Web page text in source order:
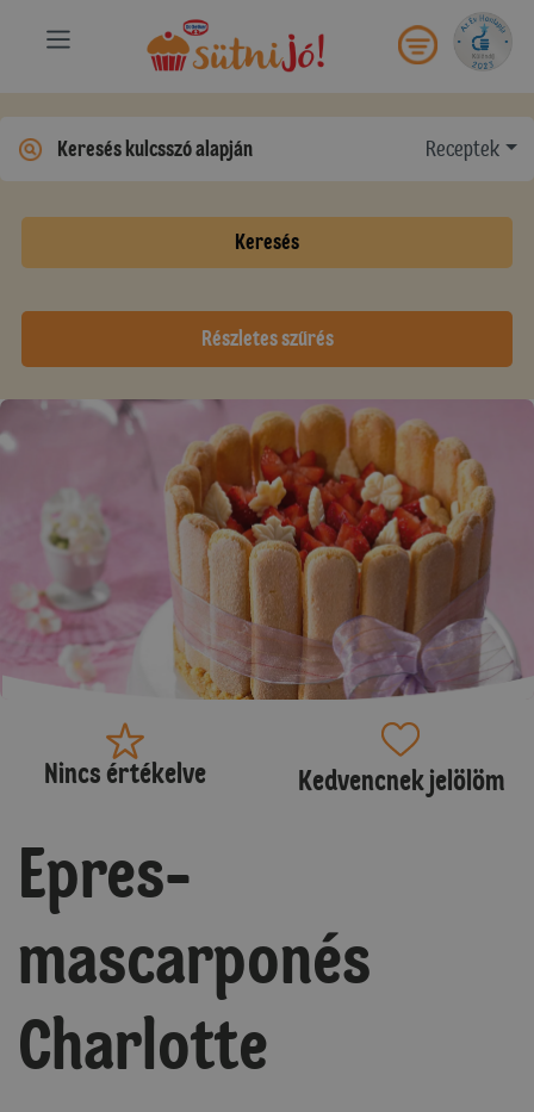
Receptek
Keresés
Részletes szűrés
Nincs értékelve Kedvencnek jelölöm
Epres-
mascarponés
Charlotte